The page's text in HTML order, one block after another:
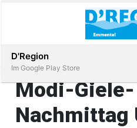
Immobilien
Modi-Giele-
Nachmittag
D'Region
Im Google Play Store